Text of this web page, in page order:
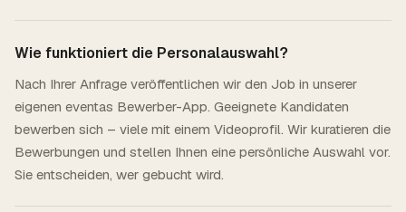
Wie funktioniert die Personalauswahl?
Nach Ihrer Anfrage veröffentlichen wir den Job in unserer
eigenen eventas Bewerber-App. Geeignete Kandidaten
bewerben sich – viele mit einem Videoprofil. Wir kuratieren die
Bewerbungen und stellen Ihnen eine persönliche Auswahl vor.
Sie entscheiden, wer gebucht wird.